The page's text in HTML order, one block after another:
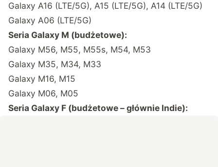
Galaxy A16 (LTE/5G), A15 (LTE/5G), A14 (LTE/5G)
Galaxy A06 (LTE/5G)
Seria Galaxy M (budżetowe):
Galaxy M56, M55, M55s, M54, M53
Galaxy M35, M34, M33
Galaxy M16, M15
Galaxy M06, M05
Seria Galaxy F (budżetowe – głównie Indie):